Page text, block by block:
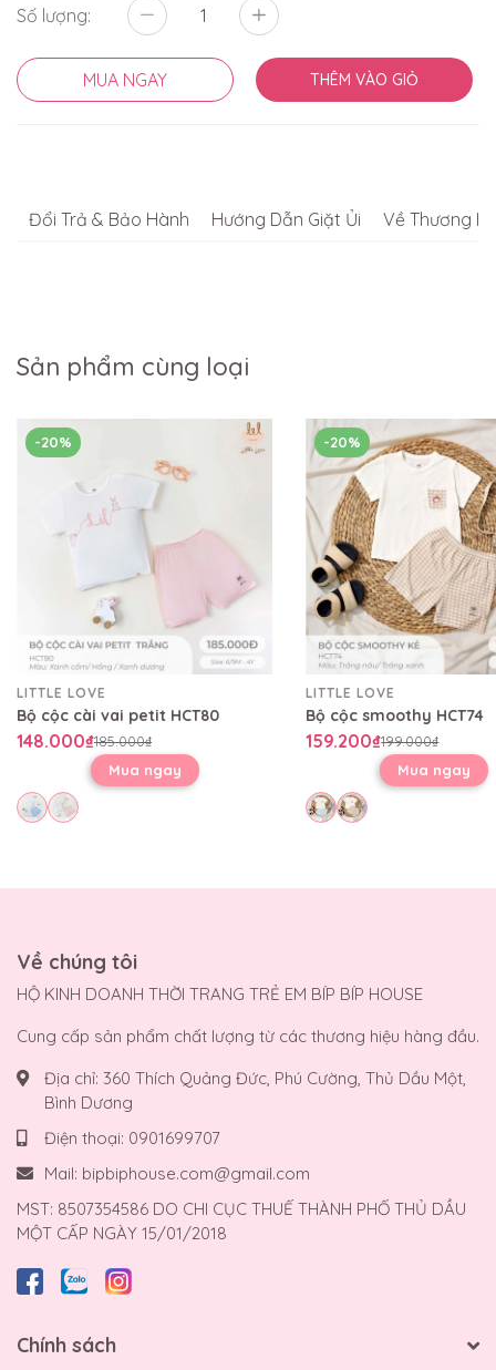
Số lượng:
MUA NGAY THÊM VÀO GIỎ
Đổi Trả & Bảo Hành Hướng Dẫn Giặt Ủi Về Thương
Sản phẩm cùng loại
-20%
LITTLE LOVE
Bộ cộc cài vai petit HCT80
148.000₫185.000₫
Mua ngay
-20%
LITTLE LOVE
Bộ cộc smoothy HCT74
159.200₫199.000₫
Mua ngay
Về chúng tôi
HỘ KINH DOANH THỜI TRANG TRẺ EM BÍP BÍP HOUSE
Cung cấp sản phẩm chất lượng từ các thương hiệu hàng đầu.
Địa chỉ: 360 Thích Quảng Đức, Phú Cường, Thủ Dầu Một,
Bình Dương
Điện thoại: 0901699707
Mail: bipbiphouse.com@gmail.com
MST: 8507354586 DO CHI CỤC THUẾ THÀNH PHỐ THỦ DẦU
MỘT CẤP NGÀY 15/01/2018
Chính sách